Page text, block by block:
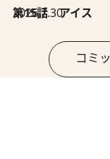
2026.7.30
第15話 アイス
コミ